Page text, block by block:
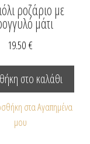
ροζάριο με
μάτι
19.50€
στο καλάθι
στα Αγαπημένα
μου